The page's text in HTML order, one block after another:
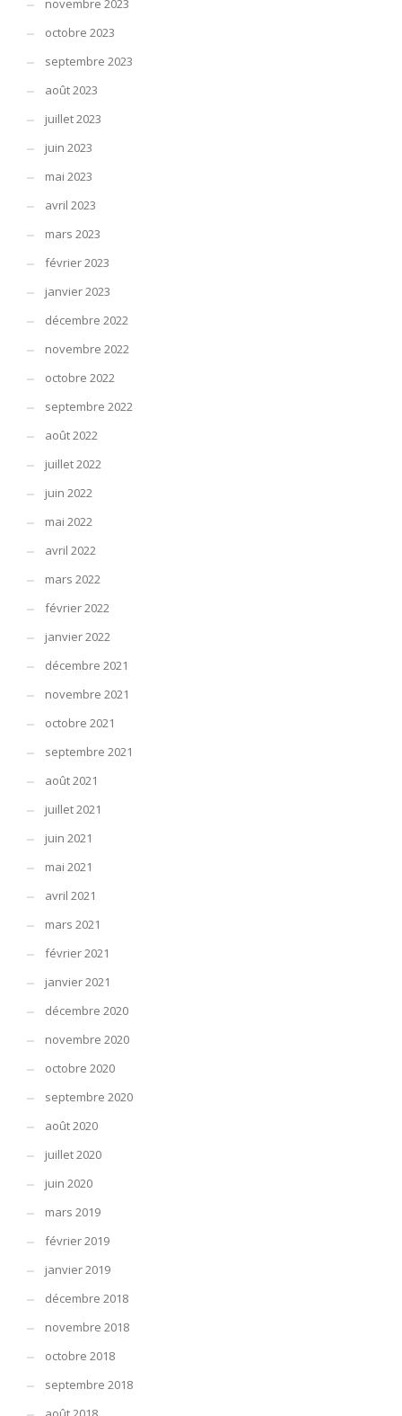
novembre 2023
octobre 2023
septembre 2023
août 2023
juillet 2023
juin 2023
mai 2023
avril 2023
mars 2023
février 2023
janvier 2023
décembre 2022
novembre 2022
octobre 2022
septembre 2022
août 2022
juillet 2022
juin 2022
mai 2022
avril 2022
mars 2022
février 2022
janvier 2022
décembre 2021
novembre 2021
octobre 2021
septembre 2021
août 2021
juillet 2021
juin 2021
mai 2021
avril 2021
mars 2021
février 2021
janvier 2021
décembre 2020
novembre 2020
octobre 2020
septembre 2020
août 2020
juillet 2020
juin 2020
mars 2019
février 2019
janvier 2019
décembre 2018
novembre 2018
octobre 2018
septembre 2018